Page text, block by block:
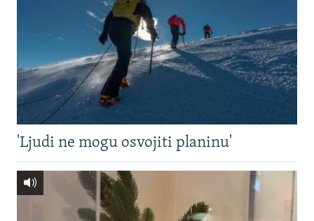
'Ljudi ne mogu osvojiti planinu'